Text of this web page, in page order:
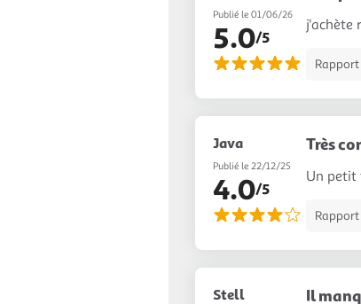
Publié le 01/06/26
5.0/5
j'achète
Java
Publié le 22/12/25
4.0/5
Très
Un petit
Stell Il